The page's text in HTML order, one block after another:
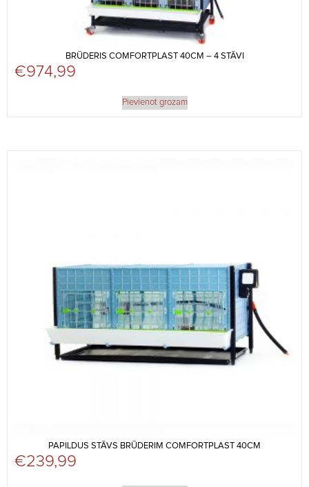
BRŪDERIS COMFORTPLAST 40CM – 4 STĀVI
€974,99
Pievienot grozam
PAPILDUS STĀVS BRŪDERIM COMFORTPLAST 40CM
€239,99